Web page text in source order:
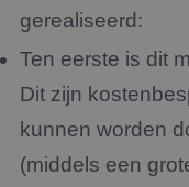
gerealiseerd:
Ten eerste is dit
Dit zijn
kunnen worden
(middels een